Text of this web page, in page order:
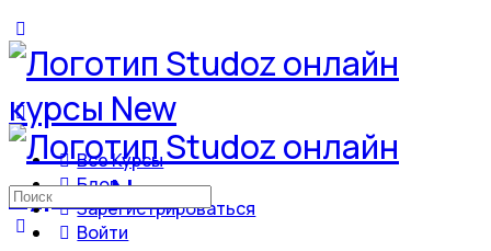
Все Курсы
Блог
Зарегистрироваться
Войти
Искать: